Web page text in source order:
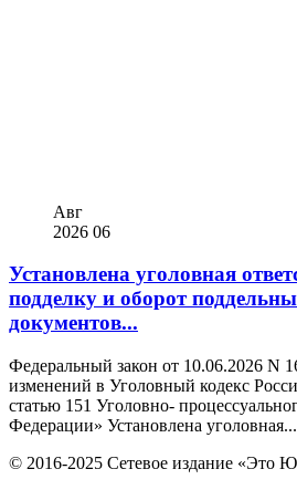
Авг
2026 06
Установлена уголовная
подделку и оборот
документов...
Федеральный закон от 10.06.2026 N
изменений в Уголовный кодекс
статью 151 Уголовно-
Федерации» Установлена уголовная...
© 2016-2025 Сетевое издание «Это